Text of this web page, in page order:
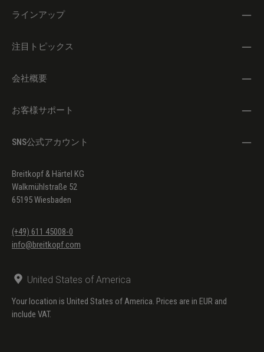
ラインアップ
注目トピックス
会社概要
お客様サポート
SNS公式アカウント
Breitkopf & Härtel KG
Walkmühlstraße 52
65195 Wiesbaden
(+49) 611 45008-0
info@breitkopf.com
United States of America
Your location is United States of America. Prices are in EUR and
include VAT.